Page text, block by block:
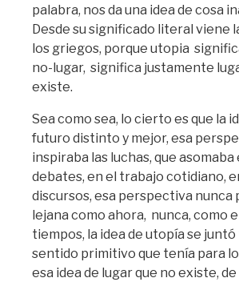
palabra, nos da una idea de cosa
Desde su significado literal viene
los griegos, porque utopia
no-lugar, significa justamente
existe.
Sea como sea, lo cierto es que la
futuro distinto y mejor, esa
inspiraba las luchas, que asomaba
debates, en el trabajo cotidiano,
discursos, esa perspectiva nunca
lejana como ahora, nunca, como
tiempos, la idea de utopía se
sentido primitivo que tenía para
esa idea de lugar que no existe,